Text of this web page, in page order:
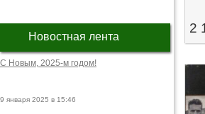
Новостная лента
С Новым, 2025-м годом!
9 января 2025 в 15:46
2